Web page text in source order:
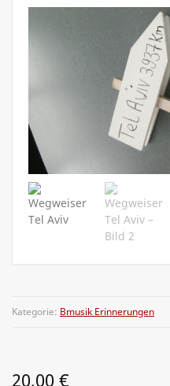
Kategorie: Bmusik Erinnerungen
20,00 €